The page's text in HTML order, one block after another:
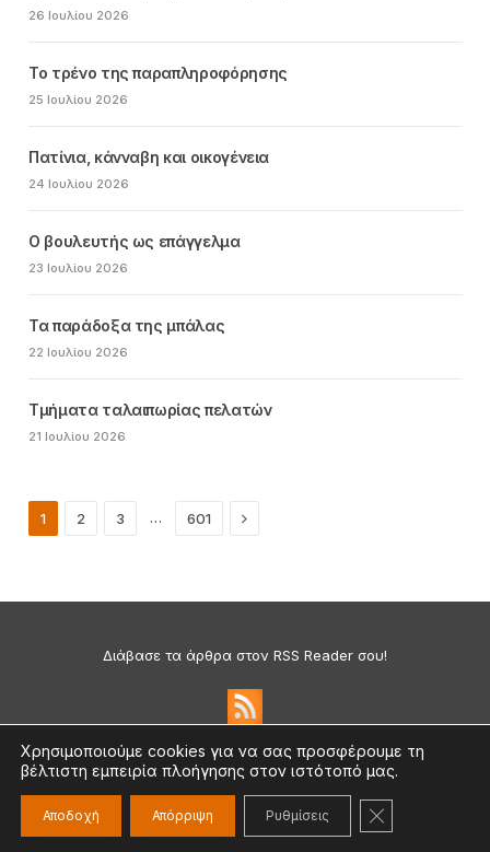
26 Ιουλίου 2026
Το τρένο της παραπληροφόρησης
25 Ιουλίου 2026
Πατίνια, κάνναβη και οικογένεια
24 Ιουλίου 2026
Ο βουλευτής ως επάγγελμα
23 Ιουλίου 2026
Τα παράδοξα της μπάλας
22 Ιουλίου 2026
Τμήματα ταλαιπωρίας πελατών
21 Ιουλίου 2026
1 2 3 … 601 Next
Διάβασε τα άρθρα στον RSS Reader σου!
Πολιτική Απορρήτου & Cookies
©2026 medium.gr | Designed & Supported bynat.ad
Χρησιμοποιούμε cookies για να σας προσφέρουμε τη
βέλτιστη εμπειρία πλοήγησης στον ιστότοπό μας.
Αποδοχή Απόρριψη Ρυθμίσεις ΚΛΕΊΣΙΜΟ ΤΟΥ